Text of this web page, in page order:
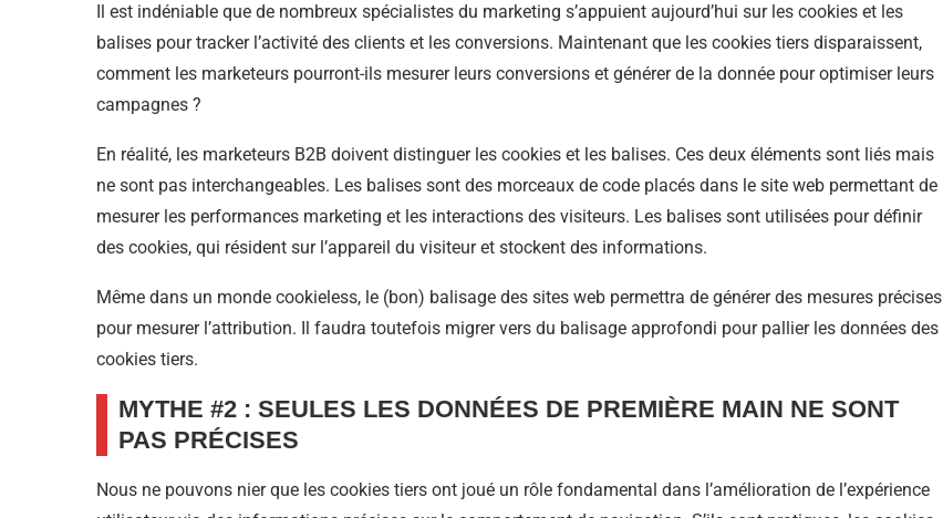
Il est indéniable que de nombreux spécialistes du marketing s’appuient aujourd’hui sur les cookies et les
balises pour tracker l’activité des clients et les conversions. Maintenant que les cookies tiers disparaissent,
comment les marketeurs pourront-ils mesurer leurs conversions et générer de la donnée pour optimiser leurs
campagnes ?
En réalité, les marketeurs B2B doivent distinguer les cookies et les balises. Ces deux éléments sont liés mais
ne sont pas interchangeables. Les balises sont des morceaux de code placés dans le site web permettant de
mesurer les performances marketing et les interactions des visiteurs. Les balises sont utilisées pour définir
des cookies, qui résident sur l’appareil du visiteur et stockent des informations.
Même dans un monde cookieless, le (bon) balisage des sites web permettra de générer des mesures précises
pour mesurer l’attribution. Il faudra toutefois migrer vers du balisage approfondi pour pallier les données des
cookies tiers.
MYTHE #2 : SEULES LES DONNÉES DE PREMIÈRE MAIN NE SONT
PAS PRÉCISES
Nous ne pouvons nier que les cookies tiers ont joué un rôle fondamental dans l’amélioration de l’expérience